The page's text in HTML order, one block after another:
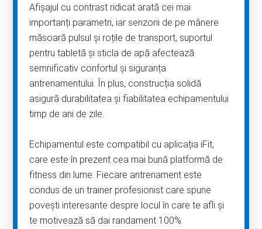
Afișajul cu contrast ridicat arată cei mai
importanți parametri, iar senzorii de pe mânere
măsoară pulsul și roțile de transport, suportul
pentru tabletă și sticla de apă afectează
semnificativ confortul și siguranța
antrenamentului. În plus, construcția solidă
asigură durabilitatea și fiabilitatea echipamentului
timp de ani de zile.
Echipamentul este compatibil cu aplicația iFit,
care este în prezent cea mai bună platformă de
fitness din lume. Fiecare antrenament este
condus de un trainer profesionist care spune
povești interesante despre locul în care te afli și
te motivează să dai randament 100%.